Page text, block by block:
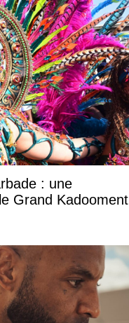
: une
Grand Kadooment